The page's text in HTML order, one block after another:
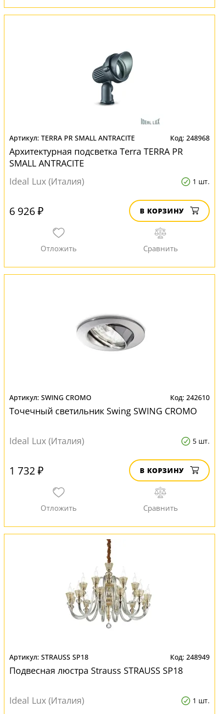
TERRA PR SMALL ANTRACITE 248968
Архитектурная подсветка Terra TERRA PR
SMALL ANTRACITE
Ideal Lux (Италия)
1 шт.
6 926 ₽ В КОРЗИНУ
SWING CROMO 242610
Точечный светильник Swing SWING CROMO
Ideal Lux (Италия) 5 шт.
1 732 ₽ В КОРЗИНУ
STRAUSS SP18 248949
Подвесная люстра Strauss STRAUSS SP18
Ideal Lux (Италия) 1 шт.